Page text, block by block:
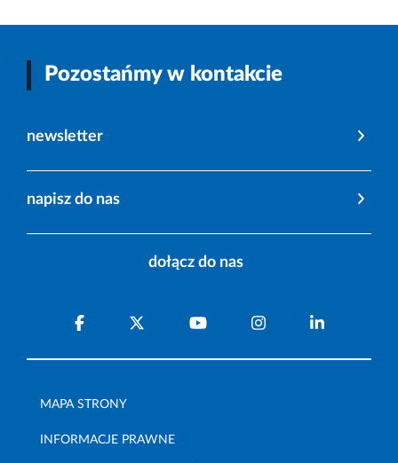
Pozostańmy w kontakcie
newsletter
napisz do nas
dołącz do nas
MAPA STRONY
INFORMACJE PRAWNE